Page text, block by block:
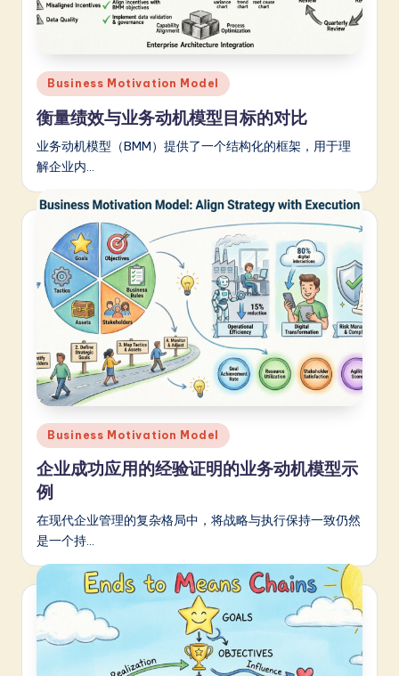
m
li
fi
e
d
C
hi
e
-
L
a
e
s
t
in
A
Posted
in
Business Motivation Model
衡量绩效与业务动机模型目标的对比
业务动机模型（BMM）提供了一个结构化的框架，用于理
解企业内…
Posted
in
Business Motivation Model
企业成功应用的经验证明的业务动机模型示
例
在现代企业管理的复杂格局中，将战略与执行保持一致仍然
是一个持…